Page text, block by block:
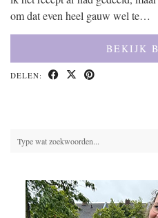
om dat even heel gauw wel te…
BEKIJK
DELEN: